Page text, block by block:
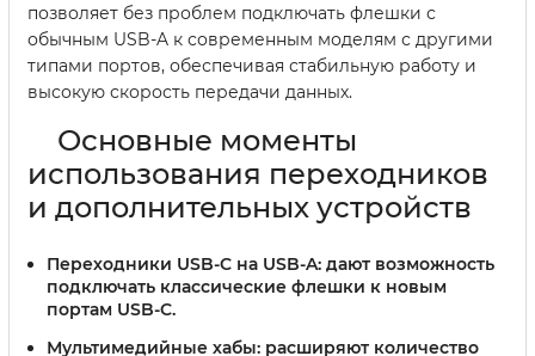
позволяет без проблем подключать флешки с
обычным USB-A к современным моделям с другими
типами портов, обеспечивая стабильную работу и
высокую скорость передачи данных.
Основные моменты
использования переходников
и дополнительных устройств
Переходники USB-C на USB-A: дают возможность
подключать классические флешки к новым
портам USB-C.
Мультимедийные хабы: расширяют количество